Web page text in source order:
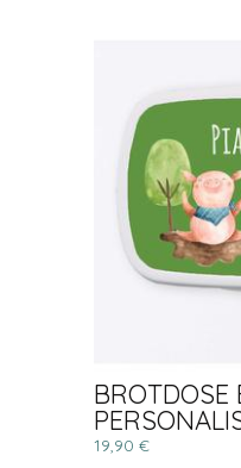
BROTDOSE
19,90 €